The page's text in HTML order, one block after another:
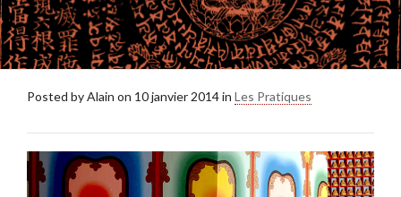
Posted byAlain on 10 janvier 2014in Les Pratiques